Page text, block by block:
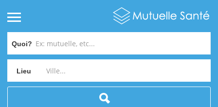
Quoi?
Lieu